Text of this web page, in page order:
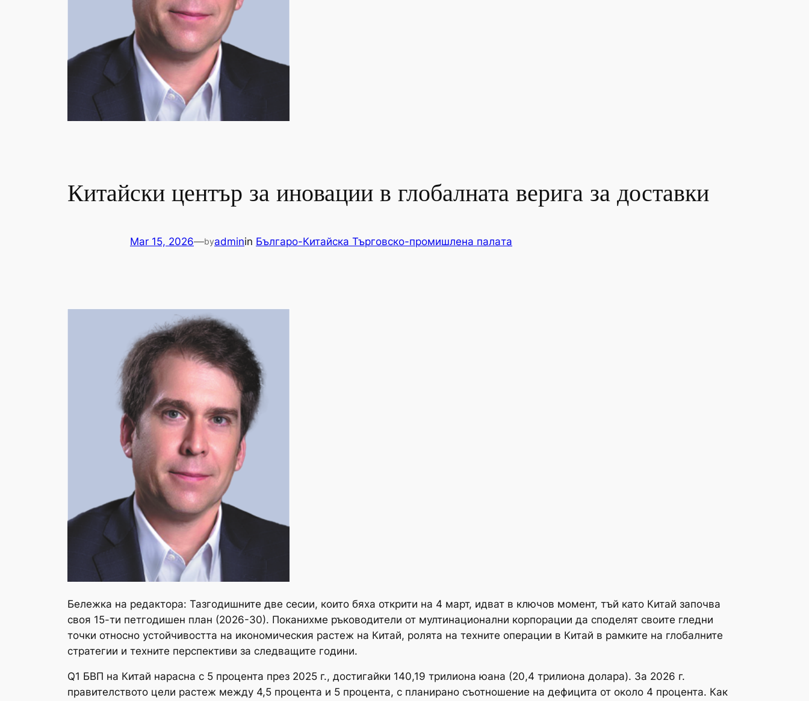
Китайски център за иновации в глобалната верига за доставки
Mar 15, 2026—byadminin Българо-Китайска Търговско-промишлена палaта
Бележка на редактора: Тазгодишните две сесии, които бяха открити на 4 март, идват в ключов момент, тъй като Китай започва
своя 15-ти петгодишен план (2026-30). Поканихме ръководители от мултинационални корпорации да споделят своите гледни
точки относно устойчивостта на икономическия растеж на Китай, ролята на техните операции в Китай в рамките на глобалните
стратегии и техните перспективи за следващите години.
Q1 БВП на Китай нарасна с 5 процента през 2025 г., достигайки 140,19 трилиона юана (20,4 трилиона долара). За 2026 г.
правителството цели растеж между 4,5 процента и 5 процента, с планирано съотношение на дефицита от около 4 процента. Как